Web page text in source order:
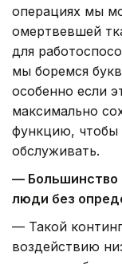
операциях мы
омертвевшей
для
мы боремся
особенно если
максимально
функцию, чтобы
обслуживать.
— Большинство
люди без
— Такой
воздействию